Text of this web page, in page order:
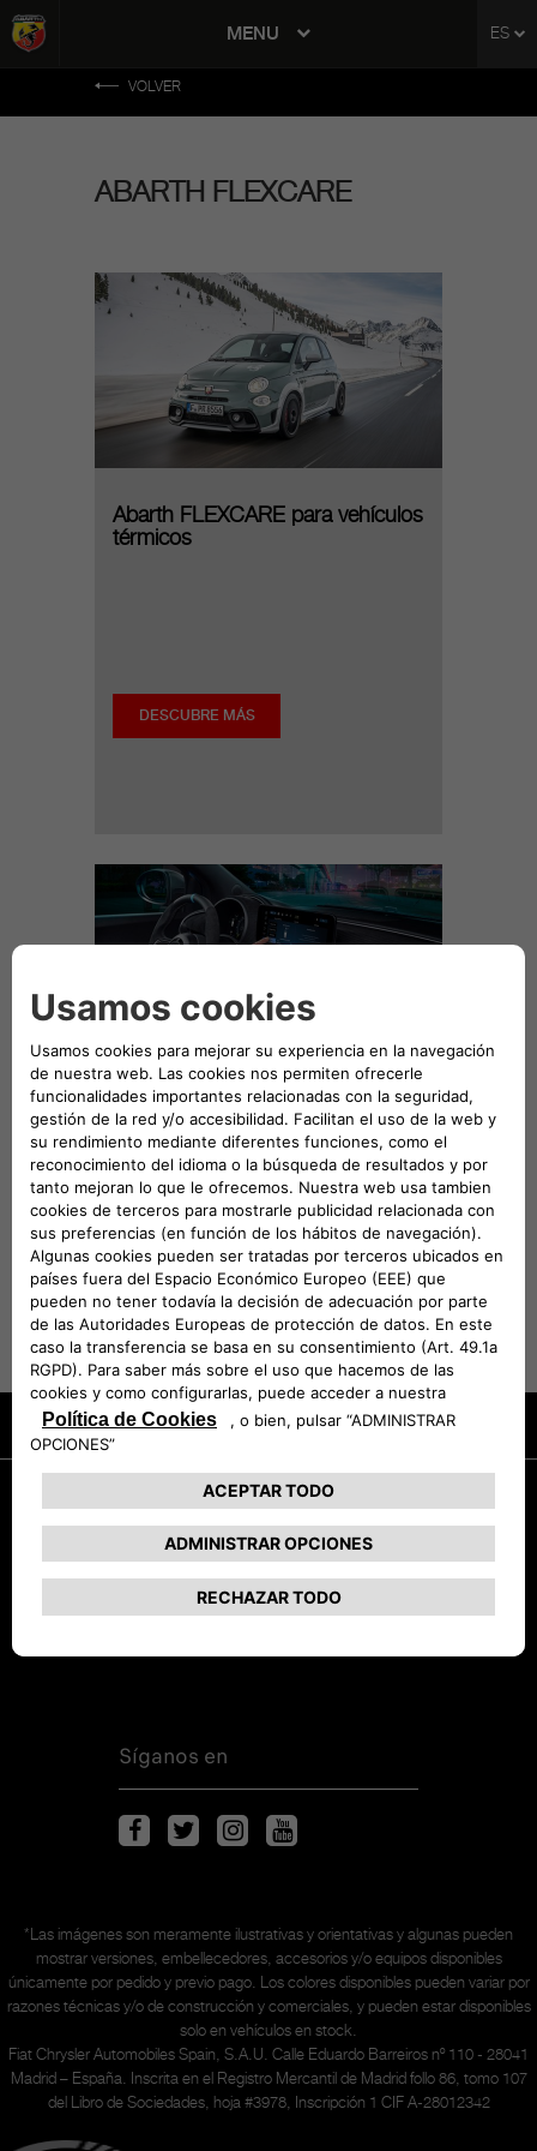
MENU ES
VOLVER
ABARTH FLEXCARE
Abarth FLEXCARE para vehículos
térmicos
DESCUBRE MÁS
Abarth FLEXCARE para vehículos
eléctricos
DESCUBRE MÁS
Promociones
Solicita una prueba
Síganos en
*Las imágenes son meramente ilustrativas y orientativas y algunas pueden
mostrar versiones, embellecedores, accesorios y/o equipos disponibles
únicamente por pedido y previo pago. Los colores disponibles pueden variar por
razones técnicas y/o de construcción y comerciales, y pueden estar disponibles
solo en vehículos en stock.
Fiat Chrysler Automobiles Spain, S.A.U. Calle Eduardo Barreiros nº 110 - 28041
Madrid – España. Inscrita en el Registro Mercantil de Madrid follo 86, tomo 107
del Libro de Sociedades, hoja #3978, Inscripción 1 CIF A-28012342